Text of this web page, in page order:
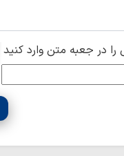
را در جعبه متن وارد کنید